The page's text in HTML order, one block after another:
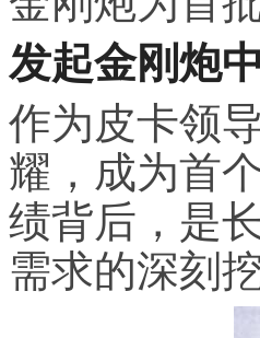
发起金刚炮
作为皮卡领
耀，成为首
绩背后，是
需求的深刻